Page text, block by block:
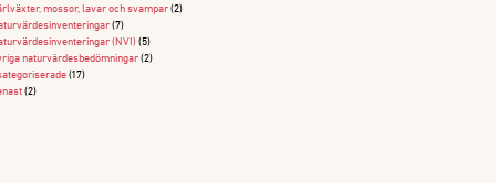
mossor, lavar och svampar(2)
(7)
(NVI)(5)
naturvärdesbedömningar(2)
(17)
(2)